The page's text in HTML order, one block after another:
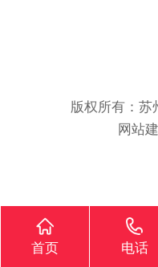
版权所有：苏
网站
首页 电话